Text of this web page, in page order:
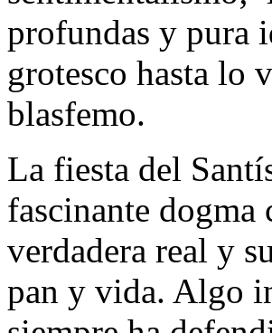
profundas y pura
grotesco hasta lo
blasfemo.
La fiesta del
fascinante
verdadera real y
pan y vida. Algo